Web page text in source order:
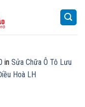
in Sửa Chữa Ô Tô Lưu
Hoà LH